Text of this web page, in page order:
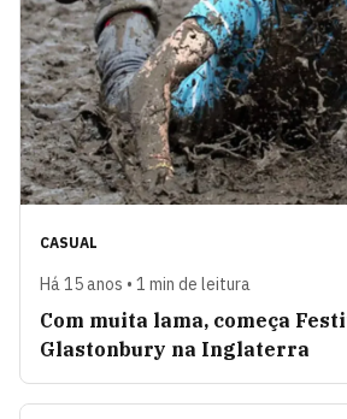
CASUAL
Há 15 anos • 1 min de leitura
Com muita lama, começa
Glastonbury na Inglaterra